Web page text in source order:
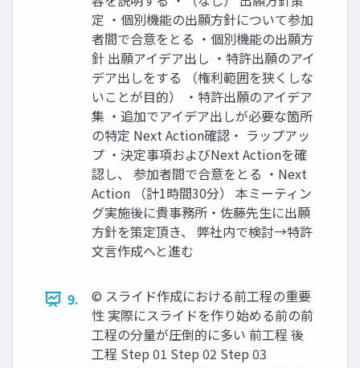
定 ・個別機能の出願方針について参加
者間で合意をとる ・個別機能の出願方
針 出願アイデア出し ・特許出願のアイ
デア出しをする （権利範囲を狭くしな
いことが目的） ・特許出願のアイデア
集 ・追加でアイデア出しが必要な箇所
の特定 Next Action確認・ ラップアッ
プ ・決定事項およびNext Actionを確
認し、 参加者間で合意をとる ・Next
Action （計1時間30分） 本ミーティン
グ実施後に貴事務所・佐藤先生に出願
方針を策定頂き、 弊社内で検討→特許
文言作成へと進む
9.
©︎ スライド作成における前工程の重要
性 実際にスライドを作り始める前の前
工程の分量が圧倒的に多い 前工程 後
工程 Step 01 Step 02 Step 03